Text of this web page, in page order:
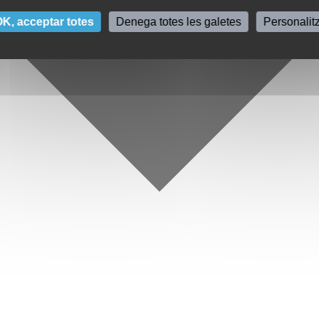
acceptar totes Denega totes les galetes